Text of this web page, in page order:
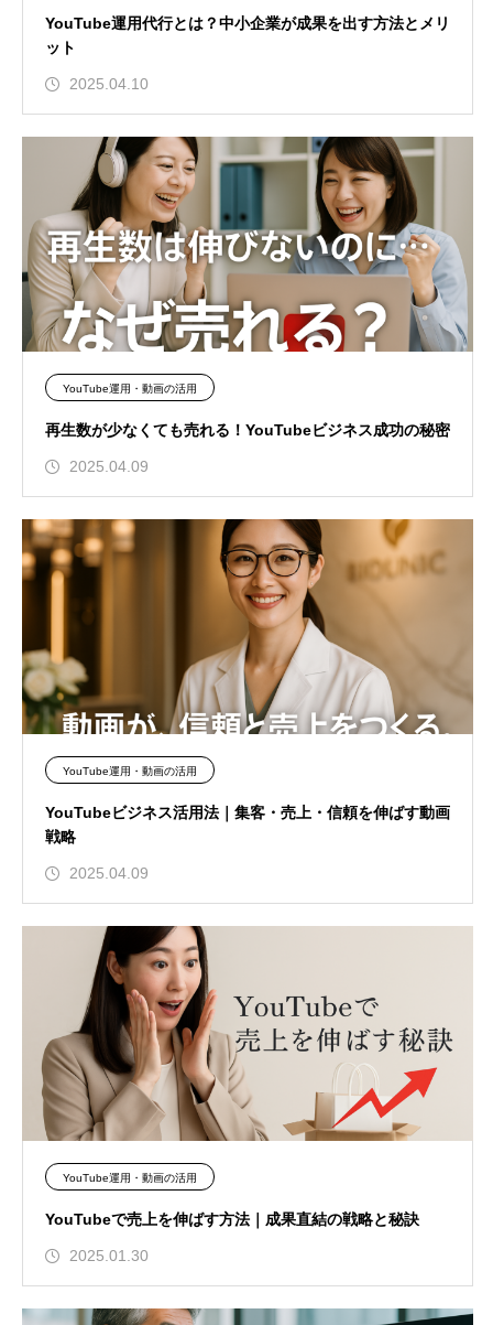
YouTube運用代行とは？中小企業が成果を出す方法とメリ
ット
2025.04.10
YouTube運用・動画の活用
再生数が少なくても売れる！YouTubeビジネス成功の秘密
2025.04.09
YouTube運用・動画の活用
YouTubeビジネス活用法｜集客・売上・信頼を伸ばす動画
戦略
2025.04.09
YouTube運用・動画の活用
YouTubeで売上を伸ばす方法｜成果直結の戦略と秘訣
2025.01.30